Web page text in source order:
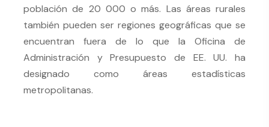
población de 20 000 o más. Las áreas rurales
también pueden ser regiones geográficas que se
encuentran fuera de lo que la Oficina de
Administración y Presupuesto de EE. UU. ha
designado como áreas estadísticas
metropolitanas.